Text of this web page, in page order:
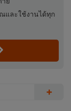
และใช้งานได้ทุก
+